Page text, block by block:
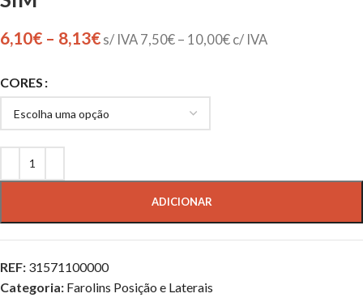
6,10€ – 8,13€ s/ IVA 7,50€ – 10,00€ c/ IVA
CORES
ADICIONAR
REF: 31571100000
Categoria: Farolins Posição e Laterais